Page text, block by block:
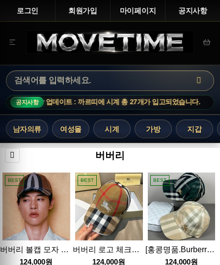
로그인 회원가입 마이페이지 공지사항
공지사항
신상 업데이트 : 까르띠에 시계 총 27개가 입고되었습니다.
남자의류 여성몰 시계 가방 지갑
버버리
BEST
버버리 볼캡 모자 26SS
124,000원
BEST
버버리 로고 체크패턴 볼캡 모자 (브라운) 26SS
124,000원
BEST
[홍콩명품.Burberry] 버버리 25SS 로고 체크패턴 볼캡 모자 (2컬러), CA0381, NNT, 홍콩명품쇼핑몰,인터넷명품,온라인명품사이트,남자명품,해외직구
124,000원